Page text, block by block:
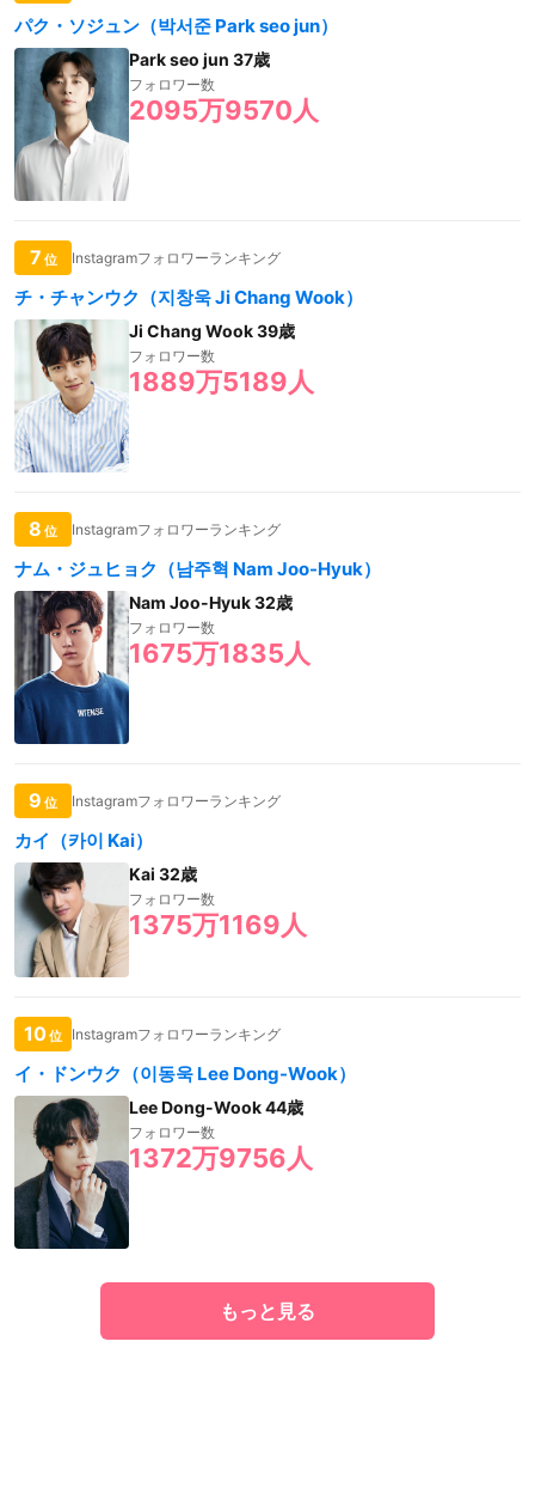
パク・ソジュン（박서준 Park seo jun）
Park seo jun 37歳
フォロワー数
2095万9570人
7 位 Instagramフォロワーランキング
チ・チャンウク（지창욱 Ji Chang Wook）
Ji Chang Wook 39歳
フォロワー数
1889万5189人
8 位 Instagramフォロワーランキング
ナム・ジュヒョク（남주혁 Nam Joo-Hyuk）
Nam Joo-Hyuk 32歳
フォロワー数
1675万1835人
9 位 Instagramフォロワーランキング
カイ（카이 Kai）
Kai 32歳
フォロワー数
1375万1169人
10位 Instagramフォロワーランキング
イ・ドンウク（이동욱 Lee Dong-Wook）
Lee Dong-Wook 44歳
フォロワー数
1372万9756人
もっと見る